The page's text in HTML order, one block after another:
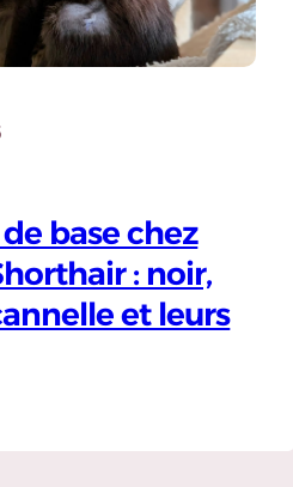
base chez
: noir,
et leurs